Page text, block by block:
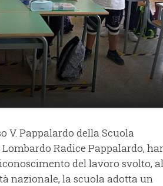
V. Pappalardo della Scuola
Radice Pappalardo,
del lavoro svolto, al
nazionale, la scuola adotta un